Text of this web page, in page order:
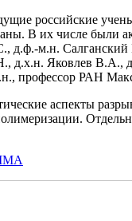
российские
В их числе были
д.ф.-м.н. Салганский
д.х.н. Яковлев В.А.,
профессор РАН
аспекты